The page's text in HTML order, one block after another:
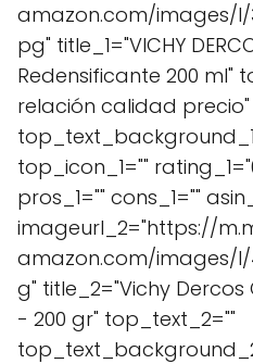
amazon.com/images/I/
pg" title_1="VICHY
Redensificante 200 ml"
relación calidad precio"
top_icon_1=""
pros_1="" cons_1=""
imageurl_2="https://
amazon.com/images/I/
g" title_2="Vichy
- 200 gr" top_text_2=""